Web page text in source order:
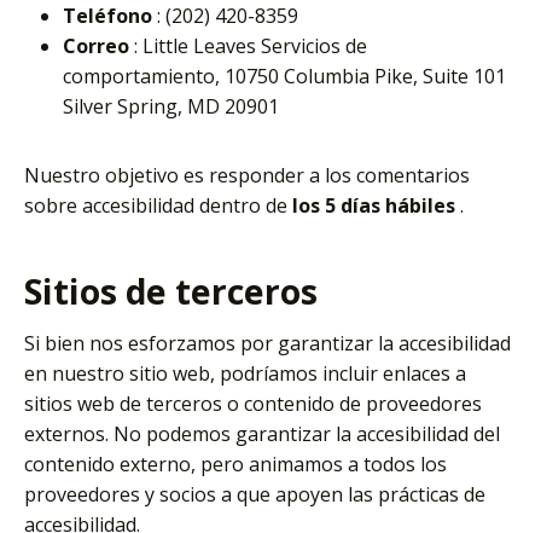
Teléfono: (202) 420-8359
Correo: Little Leaves Servicios de
comportamiento, 10750 Columbia Pike, Suite 101
Silver Spring, MD 20901
Nuestro objetivo es responder a los comentarios
sobre accesibilidad dentro de los 5 días hábiles.
Sitios de terceros
Si bien nos esforzamos por garantizar la accesibilidad
en nuestro sitio web, podríamos incluir enlaces a
sitios web de terceros o contenido de proveedores
externos. No podemos garantizar la accesibilidad del
contenido externo, pero animamos a todos los
proveedores y socios a que apoyen las prácticas de
accesibilidad.